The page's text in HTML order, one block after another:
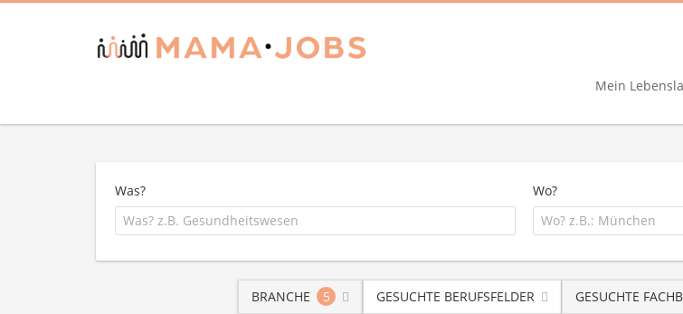
Mein
Was? Wo?
BRANCHE 5 GESUCHTE BERUFSFELDER GESUCHTE